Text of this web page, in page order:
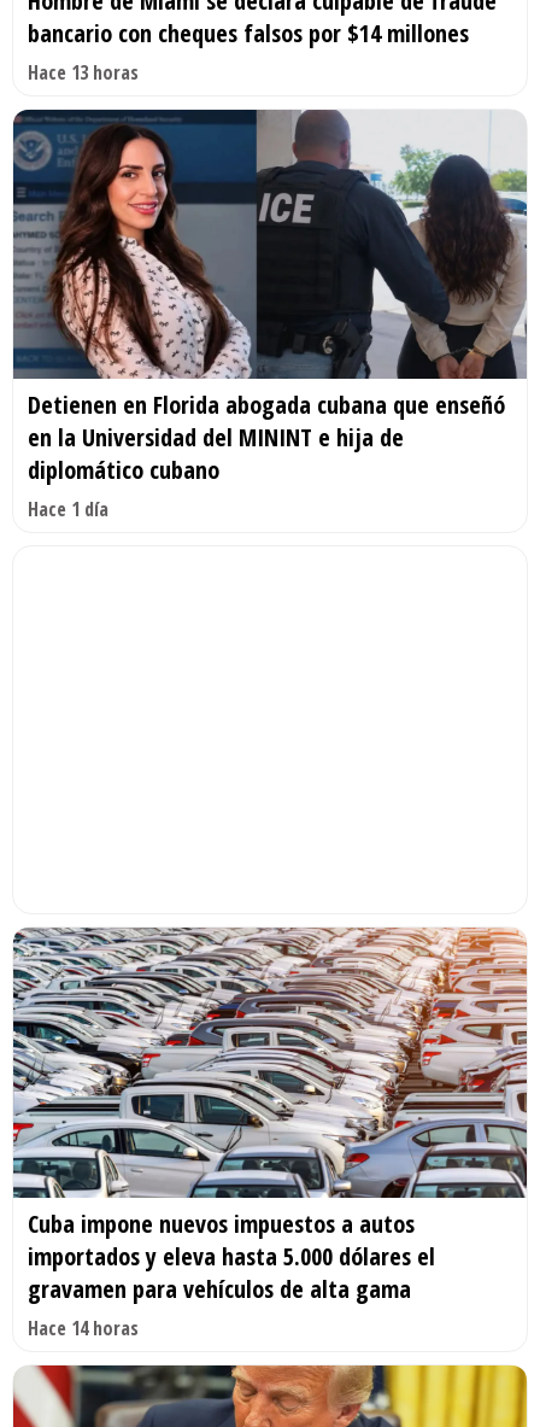
bancario con cheques falsos por $14 millones
Hace 13 horas
Detienen en Florida abogada cubana que enseñó
en la Universidad del MININT e hija de
diplomático cubano
Hace 1 día
Cuba impone nuevos impuestos a autos
importados y eleva hasta 5.000 dólares el
gravamen para vehículos de alta gama
Hace 14 horas